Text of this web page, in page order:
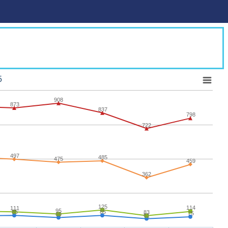
85 69 85
61 75
873
908
837
722
798
111 95
125
83
114
497 475 485
362
459